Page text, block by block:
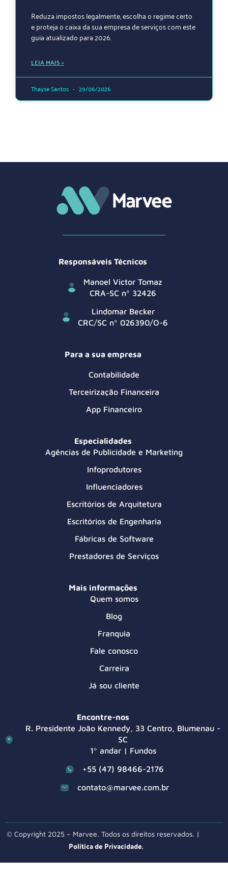
Reduza impostos legalmente, escolha o regime certo
e proteja o caixa da sua empresa de serviços com este
guia atualizado para 2026.
LEIA MAIS »
Thayse Santos 29/06/2026
Responsáveis Técnicos
Manoel Victor Tomaz
CRA-SC nº 32426
Lindomar Becker
CRC/SC nº 026390/O-6
Para a sua empresa
Contabilidade
Terceirização Financeira
App Financeiro
Especialidades
Agências de Publicidade e Marketing
Infoprodutores
Influenciadores
Escritórios de Arquitetura
Escritórios de Engenharia
Fábricas de Software
Prestadores de Serviços
Mais informações
Quem somos
Blog
Franquia
Fale conosco
Carreira
Já sou cliente
Encontre-nos
R. Presidente João Kennedy, 33 Centro, Blumenau -
SC
1º andar | Fundos
+55 (47) 98466-2176
contato@marvee.com.br
© Copyright 2025 – Marvee. Todos os direitos reservados. |
Política de Privacidade.